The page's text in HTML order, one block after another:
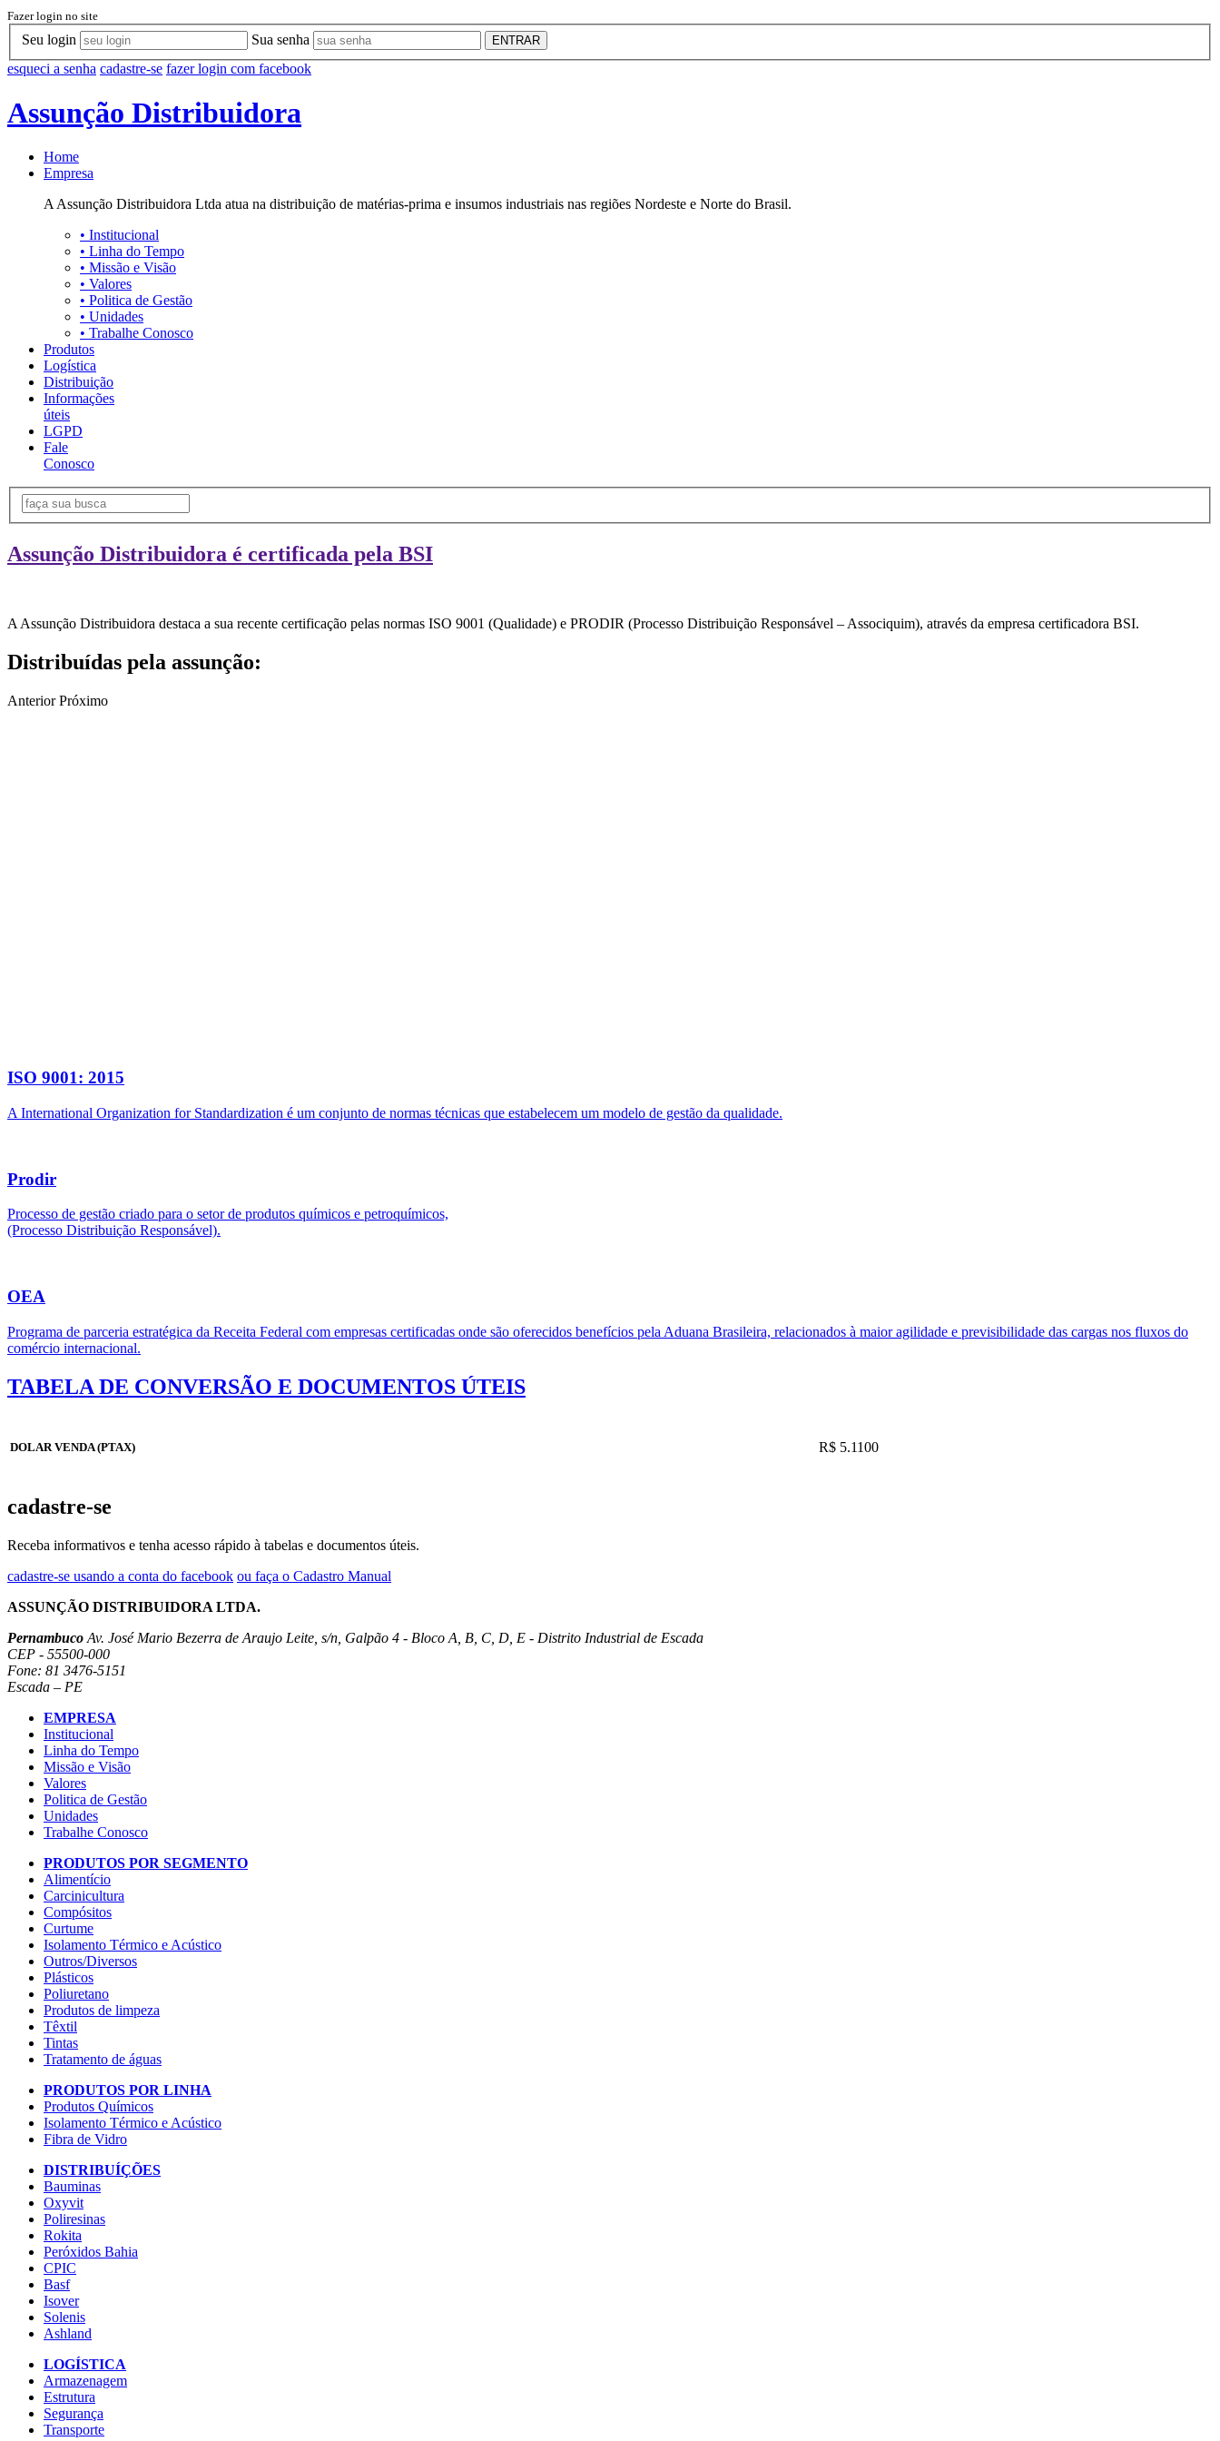
Fazer login no site
Seu login Sua senha ENTRAR
esqueci a senha cadastre-se fazer login com facebook
Assunção Distribuidora
Home
Empresa
A Assunção Distribuidora Ltda atua na distribuição de matérias-prima e insumos industriais nas regiões Nordeste e Norte do Brasil.
• Institucional
• Linha do Tempo
• Missão e Visão
• Valores
• Politica de Gestão
• Unidades
• Trabalhe Conosco
Produtos
Logística
Distribuição
Informações
úteis
LGPD
Fale
Conosco
Assunção Distribuidora é certificada pela BSI
A Assunção Distribuidora destaca a sua recente certificação pelas normas ISO 9001 (Qualidade) e PRODIR (Processo Distribuição Responsável – Associquim), através da empresa certificadora BSI.
Distribuídas pela assunção:
Anterior Próximo
ISO 9001: 2015
A International Organization for Standardization é um conjunto de normas técnicas que estabelecem um modelo de gestão da qualidade.
Prodir
Processo de gestão criado para o setor de produtos químicos e petroquímicos,
(Processo Distribuição Responsável).
OEA
Programa de parceria estratégica da Receita Federal com empresas certificadas onde são oferecidos benefícios pela Aduana Brasileira, relacionados à maior agilidade e previsibilidade das cargas nos fluxos do
comércio internacional.
TABELA DE CONVERSÃO E DOCUMENTOS ÚTEIS
DOLAR VENDA (PTAX) R$ 5.1100
cadastre-se
Receba informativos e tenha acesso rápido à tabelas e documentos úteis.
cadastre-se usando a conta do facebook ou faça o Cadastro Manual
ASSUNÇÃO DISTRIBUIDORA LTDA.
Pernambuco Av. José Mario Bezerra de Araujo Leite, s/n, Galpão 4 - Bloco A, B, C, D, E - Distrito Industrial de Escada
CEP - 55500-000
Fone: 81 3476-5151
Escada – PE
EMPRESA
Institucional
Linha do Tempo
Missão e Visão
Valores
Politica de Gestão
Unidades
Trabalhe Conosco
PRODUTOS POR SEGMENTO
Alimentício
Carcinicultura
Compósitos
Curtume
Isolamento Térmico e Acústico
Outros/Diversos
Plásticos
Poliuretano
Produtos de limpeza
Têxtil
Tintas
Tratamento de águas
PRODUTOS POR LINHA
Produtos Químicos
Isolamento Térmico e Acústico
Fibra de Vidro
DISTRIBUÍÇÕES
Bauminas
Oxyvit
Poliresinas
Rokita
Peróxidos Bahia
CPIC
Basf
Isover
Solenis
Ashland
LOGÍSTICA
Armazenagem
Estrutura
Segurança
Transporte